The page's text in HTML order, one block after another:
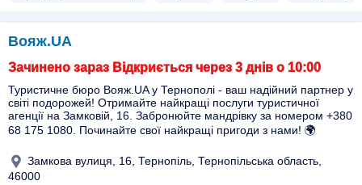
Вояж.UA
Зачинено зараз Відкриється через 3 днів о 10:00
Туристичне бюро Вояж.UA у Тернополі - ваш надійний партнер у
світі подорожей! Отримайте найкращі послуги туристичної
агенції на Замковій, 16. Забронюйте мандрівку за номером +380
68 175 1080. Починайте свої найкращі пригоди з нами! 🌍
Замкова вулиця, 16, Тернопіль, Тернопільська область,
46000